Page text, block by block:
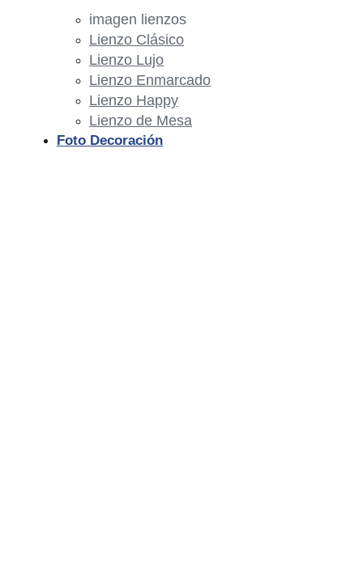
imagen lienzos
Lienzo Clásico
Lienzo Lujo
Lienzo Enmarcado
Lienzo Happy
Lienzo de Mesa
Foto Decoración